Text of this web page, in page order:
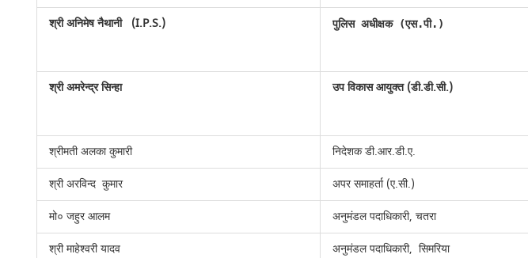
श्री अनिमेष नैथानी (I.P.S.)
पुलिस अधीक्षक (एस.पी.)
श्री अमरेन्द्र सिन्हा
उप विकास आयुक्त (डी.डी.सी.)
श्रीमती अलका कुमारी
निदेशक डी.आर.डी.ए.
श्री अरविन्द कुमार
अपर समाहर्ता (ए.सी.)
मो० जहुर आलम
अनुमंडल पदाधिकारी, चतरा
श्री माहेश्वरी यादव
अनुमंडल पदाधिकारी, सिमरिया